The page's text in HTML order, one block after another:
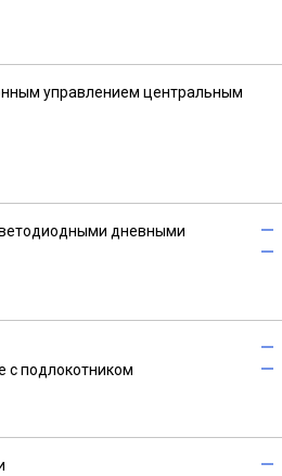
управлением центральным
дневными
с подлокотником